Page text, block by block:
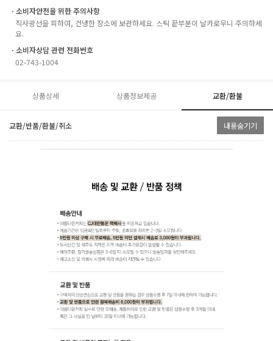
ㆍ소비자안전을 위한 주의사항
직사광선을 피하여, 건냉한 장소에 보관하세요. 스틱 끝부분이 날카로우니 주의하세
요.
ㆍ소비자상담 관련 전화번호
02-743-1004
상품상세 상품정보제공 교환/환불
교환/반품/환불/취소 내용숨기기